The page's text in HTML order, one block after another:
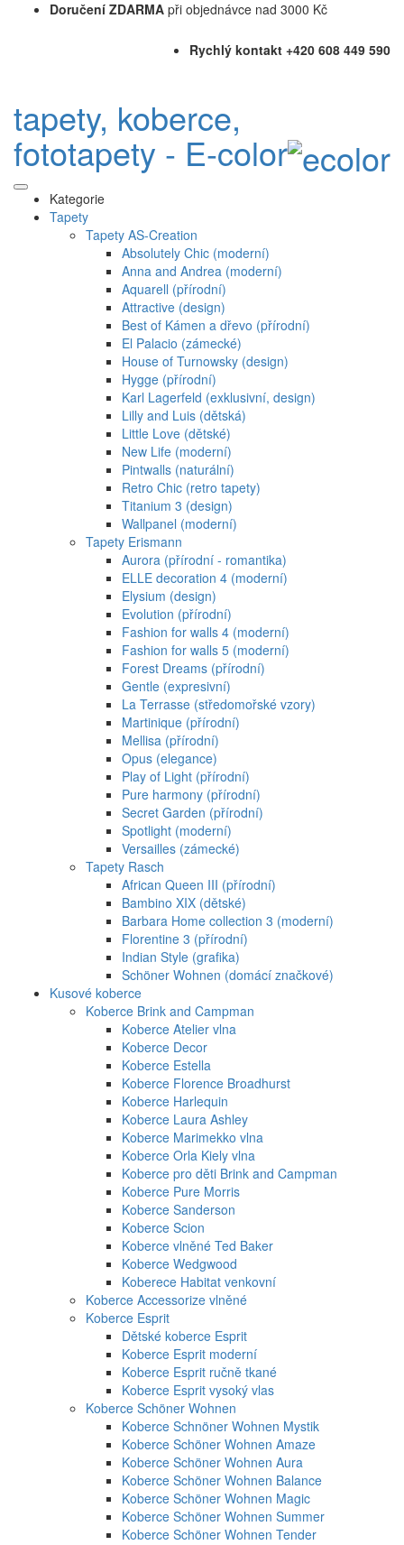
Doručení ZDARMA při objednávce nad 3000 Kč
Rychlý kontakt +420 608 449 590
tapety, koberce,
fototapety - E-color
Kategorie
Tapety
Tapety AS-Creation
Absolutely Chic (moderní)
Anna and Andrea (moderní)
Aquarell (přírodní)
Attractive (design)
Best of Kámen a dřevo (přírodní)
El Palacio (zámecké)
House of Turnowsky (design)
Hygge (přírodní)
Karl Lagerfeld (exklusivní, design)
Lilly and Luis (dětská)
Little Love (dětské)
New Life (moderní)
Pintwalls (naturální)
Retro Chic (retro tapety)
Titanium 3 (design)
Wallpanel (moderní)
Tapety Erismann
Aurora (přírodní - romantika)
ELLE decoration 4 (moderní)
Elysium (design)
Evolution (přírodní)
Fashion for walls 4 (moderní)
Fashion for walls 5 (moderní)
Forest Dreams (přírodní)
Gentle (expresivní)
La Terrasse (středomořské vzory)
Martinique (přírodní)
Mellisa (přírodní)
Opus (elegance)
Play of Light (přírodní)
Pure harmony (přírodní)
Secret Garden (přírodní)
Spotlight (moderní)
Versailles (zámecké)
Tapety Rasch
African Queen III (přírodní)
Bambino XIX (dětské)
Barbara Home collection 3 (moderní)
Florentine 3 (přírodní)
Indian Style (grafika)
Schöner Wohnen (domácí značkové)
Kusové koberce
Koberce Brink and Campman
Koberce Atelier vlna
Koberce Decor
Koberce Estella
Koberce Florence Broadhurst
Koberce Harlequin
Koberce Laura Ashley
Koberce Marimekko vlna
Koberce Orla Kiely vlna
Koberce pro děti Brink and Campman
Koberce Pure Morris
Koberce Sanderson
Koberce Scion
Koberce vlněné Ted Baker
Koberce Wedgwood
Koberece Habitat venkovní
Koberce Accessorize vlněné
Koberce Esprit
Dětské koberce Esprit
Koberce Esprit moderní
Koberce Esprit ručně tkané
Koberce Esprit vysoký vlas
Koberce Schöner Wohnen
Koberce Schnöner Wohnen Mystik
Koberce Schöner Wohnen Amaze
Koberce Schöner Wohnen Aura
Koberce Schöner Wohnen Balance
Koberce Schöner Wohnen Magic
Koberce Schöner Wohnen Summer
Koberce Schöner Wohnen Tender